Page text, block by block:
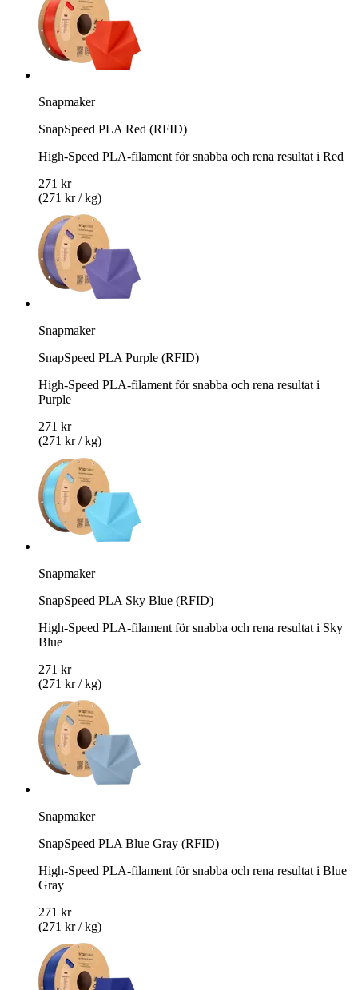
Snapmaker
SnapSpeed PLA Red (RFID)
High-Speed PLA-filament för snabba och rena resultat i Red
271 kr
(271 kr / kg)
Snapmaker
SnapSpeed PLA Purple (RFID)
High-Speed PLA-filament för snabba och rena resultat i
Purple
271 kr
(271 kr / kg)
Snapmaker
SnapSpeed PLA Sky Blue (RFID)
High-Speed PLA-filament för snabba och rena resultat i Sky
Blue
271 kr
(271 kr / kg)
Snapmaker
SnapSpeed PLA Blue Gray (RFID)
High-Speed PLA-filament för snabba och rena resultat i Blue
Gray
271 kr
(271 kr / kg)